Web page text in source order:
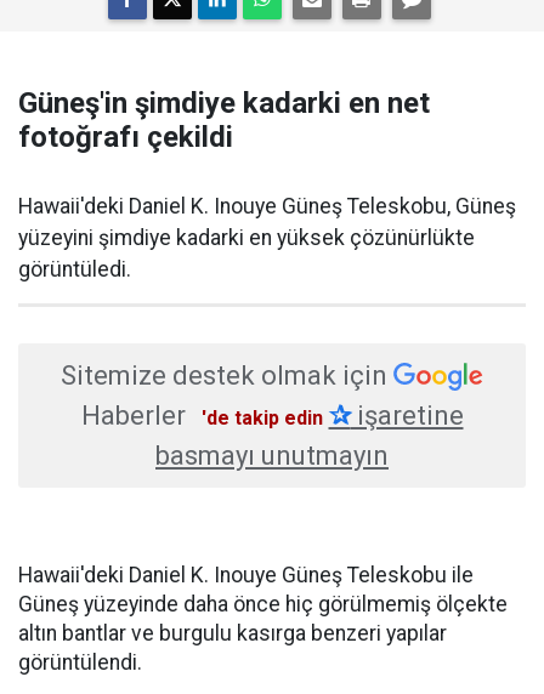
Güneş'in şimdiye kadarki en net
fotoğrafı çekildi
Hawaii'deki Daniel K. Inouye Güneş Teleskobu, Güneş
yüzeyini şimdiye kadarki en yüksek çözünürlükte
görüntüledi.
Sitemize destek olmak için
Haberler
'de takip edin ✰işaretine
basmayı unutmayın
Hawaii'deki Daniel K. Inouye Güneş Teleskobu ile
Güneş yüzeyinde daha önce hiç görülmemiş ölçekte
altın bantlar ve burgulu kasırga benzeri yapılar
görüntülendi.